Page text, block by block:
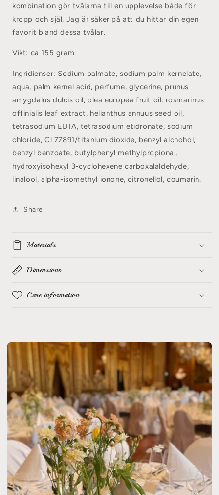
kombination gör tvålarna till en upplevelse både för
kropp och själ. Jag är säker på att du hittar din egen
favorit bland dessa tvålar.
Vikt: ca 155 gram
Ingridienser: Sodium palmate, sodium palm kernelate,
aqua, palm kernel acid, perfume, glycerine, prunus
amygdalus dulcis oil, olea europea fruit oil, rosmarinus
offinialis leaf extract, helianthus annuus seed oil,
tetrasodium EDTA, tetrasodium etidronate, sodium
chloride, Cl 77891/titanium dioxide, benzyl alchohol,
benzyl benzoate, butylphenyl methylpropional,
hydroxyisohexyl 3-cyclohexene carboxalaldehyde,
linalool, alpha-isomethyl ionone, citronellol, coumarin.
Share
Materials
Dimensions
Care information